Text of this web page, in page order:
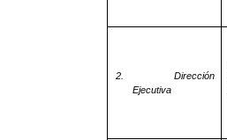
2.
Dirección
Ejecutiva